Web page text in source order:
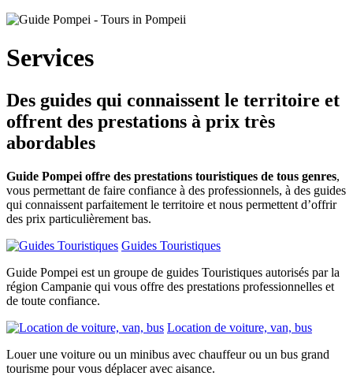
Services
Des guides qui connaissent le territoire et
offrent des prestations à prix très
abordables
Guide Pompei offre des prestations touristiques de tous genres,
vous permettant de faire confiance à des professionnels, à des guides
qui connaissent parfaitement le territoire et nous permettent d’offrir
des prix particulièrement bas.
Guides Touristiques
Guide Pompei est un groupe de guides Touristiques autorisés par la
région Campanie qui vous offre des prestations professionnelles et
de toute confiance.
Location de voiture, van, bus
Louer une voiture ou un minibus avec chauffeur ou un bus grand
tourisme pour vous déplacer avec aisance.